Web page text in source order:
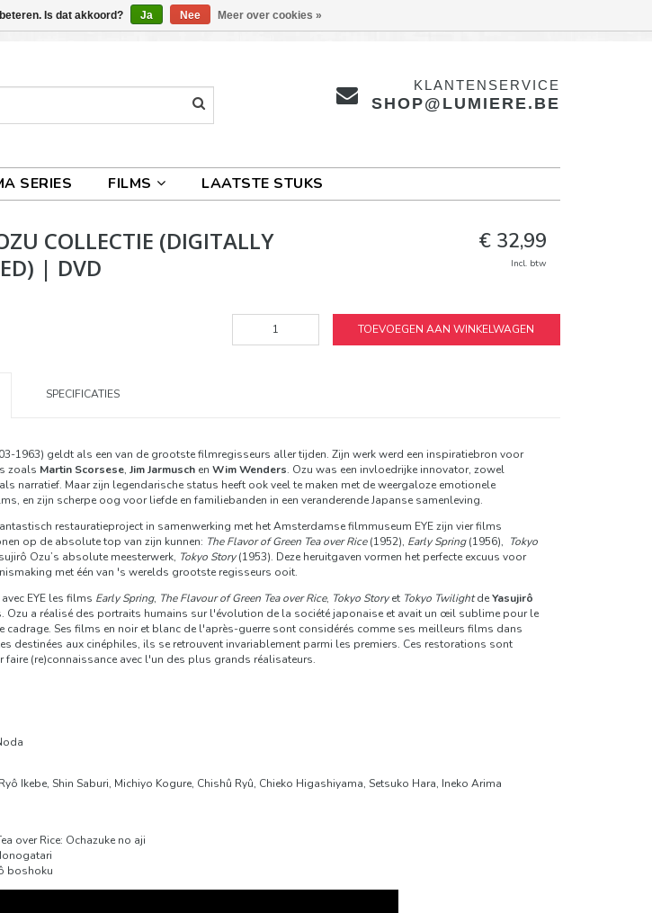
KLANTENSERVICE
SHOP@LUMIERE.BE
SERIES FILMS LAATSTE STUKS
COLLECTIE (DIGITALLY
| DVD
€ 32,99
Incl. btw
TOEVOEGEN AAN WINKELWAGEN
SPECIFICATIES
1963) geldt als een van de grootste filmregisseurs aller tijden. Zijn werk werd een inspiratiebron voor
zoals Martin Scorsese, Jim Jarmusch en Wim Wenders. Ozu was een invloedrijke innovator, zowel
narratief. Maar zijn legendarische status heeft ook veel te maken met de weergaloze emotionele
en zijn scherpe oog voor liefde en familiebanden in een veranderende Japanse samenleving.
restauratieproject in samenwerking met het Amsterdamse filmmuseum EYE zijn vier films
op de absolute top van zijn kunnen: The Flavor of Green Tea over Rice(1952), Early Spring(1956), Tokyo
Ozu’s absolute meesterwerk, Tokyo Story(1953). Deze heruitgaven vormen het perfecte excuus voor
met één van 's werelds grootste regisseurs ooit.
EYE les films Early Spring, The Flavour of Green Tea over Rice, Tokyo Storyet Tokyo TwilightdeYasujirô
Ozu a réalisé des portraits humains sur l'évolution de la société japonaise et avait un œil sublime pour le
cadrage. Ses films en noir et blanc de l'après-guerre sont considérés comme ses meilleurs films dans
destinées aux cinéphiles, ils se retrouvent invariablement parmi les premiers. Ces restorations sont
faire (re)connaissance avec l'un des plus grands réalisateurs.
Ikebe, Shin Saburi, Michiyo Kogure, Chishû Ryû, Chieko Higashiyama, Setsuko Hara, Ineko Arima
over Rice: Ochazuke no aji
boshoku
Is dat akkoord? Ja Nee Meer over cookies »